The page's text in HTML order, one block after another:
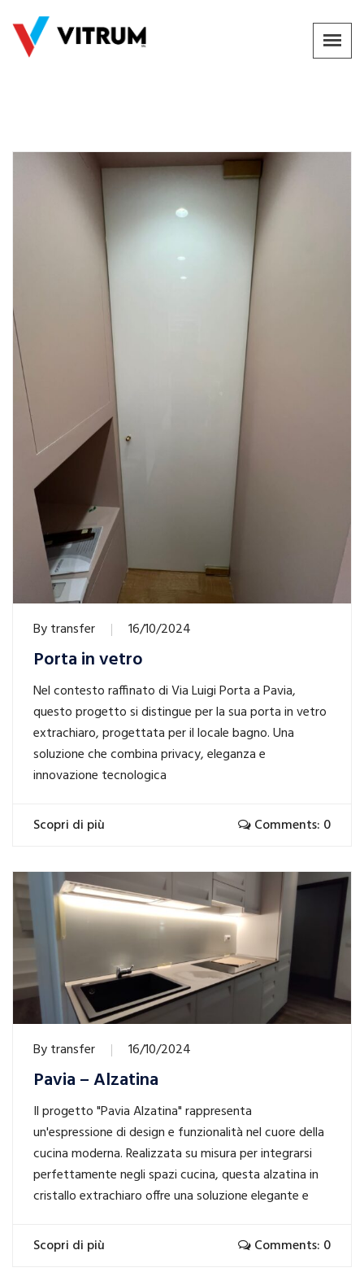
Bytransfer 16/10/2024
Porta in vetro
Nel contesto raffinato di Via Luigi Porta a Pavia,
questo progetto si distingue per la sua porta in vetro
extrachiaro, progettata per il locale bagno. Una
soluzione che combina privacy, eleganza e
innovazione tecnologica
Scopri di più Comments: 0
Bytransfer 16/10/2024
Pavia – Alzatina
Il progetto "Pavia Alzatina" rappresenta
un'espressione di design e funzionalità nel cuore della
cucina moderna. Realizzata su misura per integrarsi
perfettamente negli spazi cucina, questa alzatina in
cristallo extrachiaro offre una soluzione elegante e
Scopri di più Comments: 0